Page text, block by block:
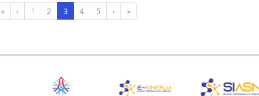
« ‹ 1 2 3 4 5 › »